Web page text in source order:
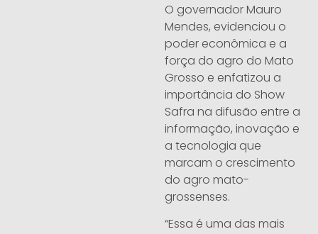
O governador Mauro
Mendes, evidenciou o
poder econômica e a
força do agro do Mato
Grosso e enfatizou a
importância do Show
Safra na difusão entre a
informação, inovação e
a tecnologia que
marcam o crescimento
do agro mato-
grossenses.
“Essa é uma das mais